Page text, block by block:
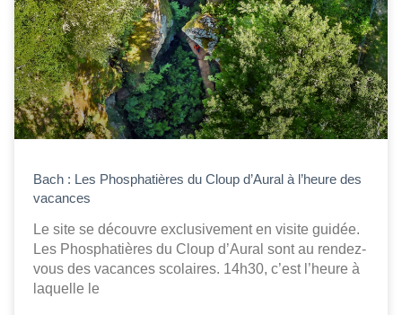
Bach : Les Phosphatières du Cloup d’Aural à l’heure des
vacances
Le site se découvre exclusivement en visite guidée.
Les Phosphatières du Cloup d’Aural sont au rendez-
vous des vacances scolaires. 14h30, c’est l’heure à
laquelle le